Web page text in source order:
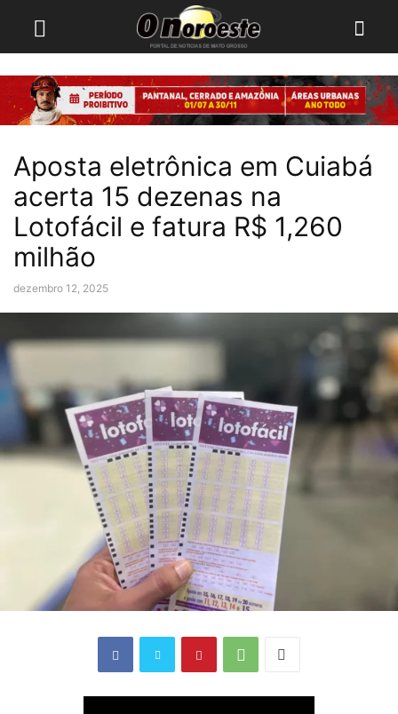
Aposta eletrônica em Cuiabá
acerta 15 dezenas na
Lotofácil e fatura R$ 1,260
milhão
dezembro 12, 2025